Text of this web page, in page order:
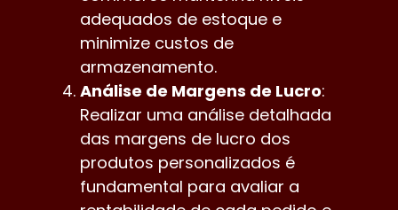
adequados de estoque e
minimize custos de
armazenamento.
Análise de Margens de Lucro:
Realizar uma análise detalhada
das margens de lucro dos
produtos personalizados é
fundamental para avaliar a